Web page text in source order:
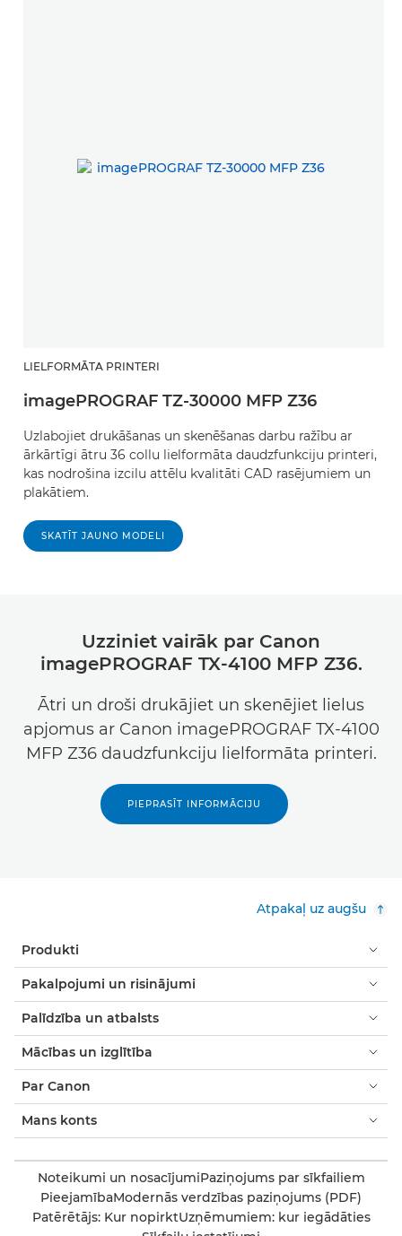
LIELFORMĀTA PRINTERI
imagePROGRAF TZ-30000 MFP Z36
Uzlabojiet drukāšanas un skenēšanas darbu ražību ar
ārkārtīgi ātru 36 collu lielformāta daudzfunkciju printeri,
kas nodrošina izcilu attēlu kvalitāti CAD rasējumiem un
plakātiem.
SKATĪT JAUNO MODELI
Uzziniet vairāk par Canon
imagePROGRAF TX-4100 MFP Z36.
Ātri un droši drukājiet un skenējiet lielus
apjomus ar Canon imagePROGRAF TX-4100
MFP Z36 daudzfunkciju lielformāta printeri.
PIEPRASĪT INFORMĀCIJU
Atpakaļ uz augšu
Produkti
Pakalpojumi un risinājumi
Palīdzība un atbalsts
Mācības un izglītība
Par Canon
Mans konts
Noteikumi un nosacījumiPaziņojums par sīkfailiem
PieejamībaModernās verdzības paziņojums (PDF)
Patērētājs: Kur nopirktUzņēmumiem: kur iegādāties